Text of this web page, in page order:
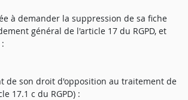
à demander la suppression de sa fiche
général de l'article 17 du RGPD, et
de son droit d'opposition au traitement de
17.1 c du RGPD) :